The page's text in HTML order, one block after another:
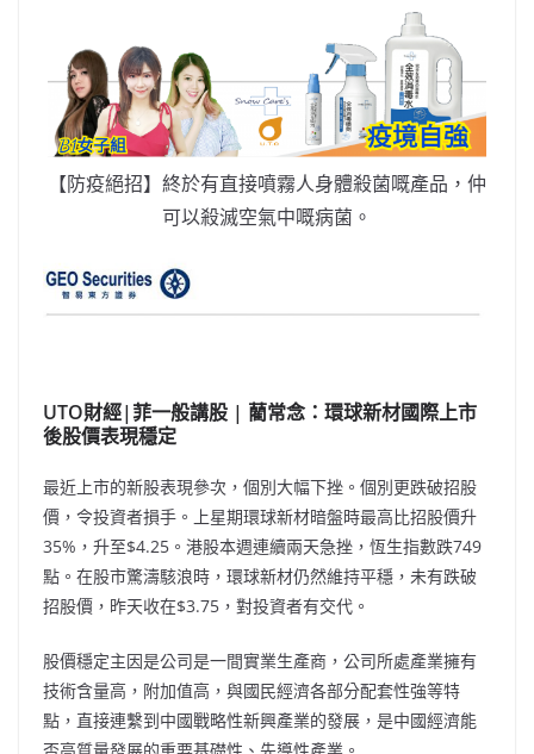
【防疫絕招】終於有直接噴霧人身體殺菌嘅產品，仲
可以殺滅空氣中嘅病菌。
UTO財經|菲一般講股 | 藺常念：環球新材國際上市
後股價表現穩定
最近上市的新股表現參次，個別大幅下挫。個別更跌破招股
價，令投資者損手。上星期環球新材暗盤時最高比招股價升
35%，升至$4.25。港股本週連續兩天急挫，恆生指數跌749
點。在股市驚濤駭浪時，環球新材仍然維持平穩，未有跌破
招股價，昨天收在$3.75，對投資者有交代。
股價穩定主因是公司是一間實業生產商，公司所處產業擁有
技術含量高，附加值高，與國民經濟各部分配套性強等特
點，直接連繫到中國戰略性新興產業的發展，是中國經濟能
否高質量發展的重要基礎性、先導性產業。